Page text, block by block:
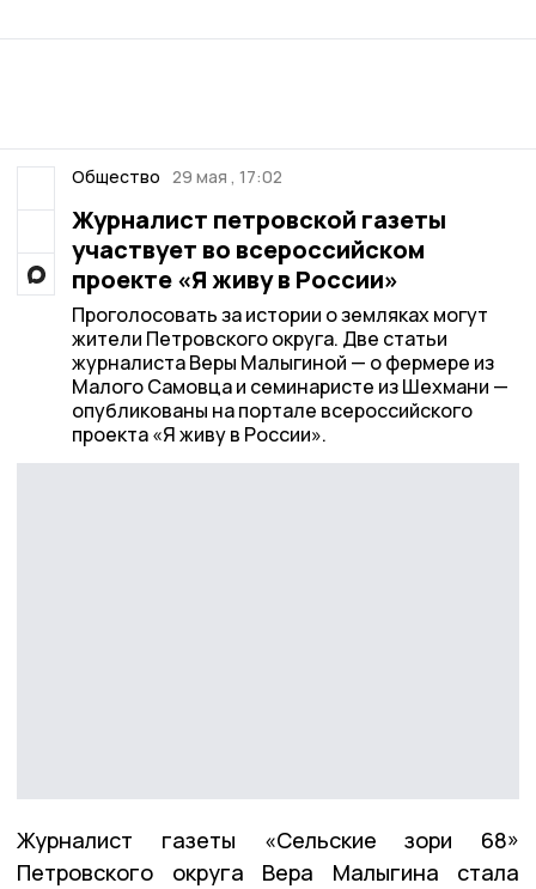
Общество 29 мая , 17:02
Журналист петровской газеты
участвует во всероссийском
проекте «Я живу в России»
Проголосовать за истории о земляках могут
жители Петровского округа. Две статьи
журналиста Веры Малыгиной — о фермере из
Малого Самовца и семинаристе из Шехмани —
опубликованы на портале всероссийского
проекта «Я живу в России».
Журналист газеты «Сельские зори 68»
Петровского округа Вера Малыгина стала